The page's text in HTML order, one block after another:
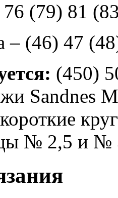
(79) 81
– (46) 47
(450)
Sаndnеs
№ 2,5 и №